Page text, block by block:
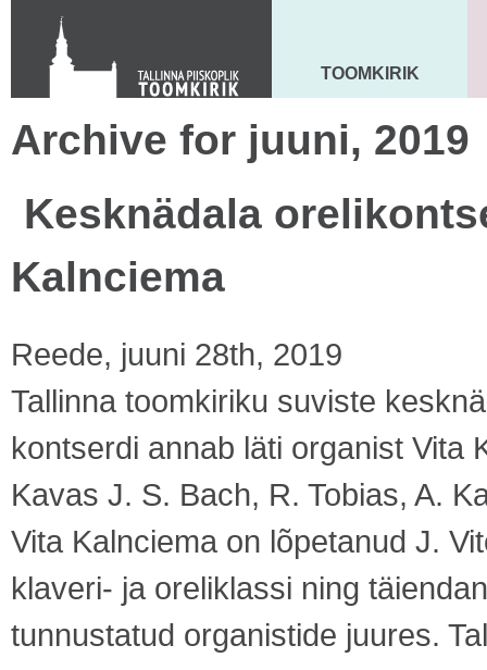
Toom-Kooli 6, 10130 TALLINN
tallinna.toom
+372 644 4140
MAARJA KIRIK
TOOMKIRIK
Archive for juuni, 2019
Kesknädala
Kalnciema
Reede, juuni 28th, 2019
Tallinna toomkiriku suviste
kontserdi annab läti organist Vita
Kavas J. S. Bach, R. Tobias, A.
Vita Kalnciema on lõpetanud J.
klaveri- ja oreliklassi ning
tunnustatud organistide juures.